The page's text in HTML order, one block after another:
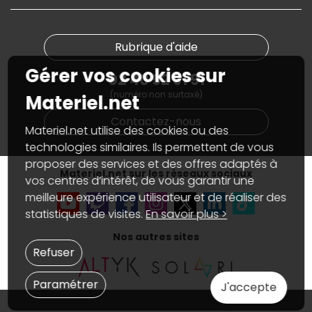
PC sur mesure : Votre RDV personnalisé
Materiel.net recrute
Notre programme d'affiliation
Partenariat & Sponsoring
Nos marques
Conditions générales de vente
Marketplace
Informations légales
Données personnellesetcookies
Gérer vos cookies
Accessibilité : non conforme
Rubrique d'aide
02 40 92 91 91
(numéro non surtaxé)
Contactez-nous
Materiel.net sur les réseaux sociaux
Nos autres sites
Gérer vos cookies sur
Materiel.net
Materiel.net utilise des cookies ou des
technologies similaires. Ils permettent de vous
proposer des services et des offres adaptés à
vos centres d’intérêt, de vous garantir une
meilleure expérience utilisateur et de réaliser des
statistiques de visites.En savoir plus >
J'accepte
Paramétrer
Refuser